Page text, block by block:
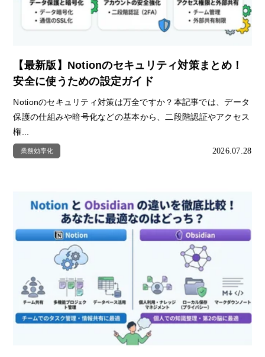
【最新版】Notionのセキュリティ対策まとめ！
安全に使うための設定ガイド
Notionのセキュリティ対策は万全ですか？本記事では、データ
保護の仕組みや暗号化などの基本から、二段階認証やアクセス
権...
業務効率化 2026.07.28